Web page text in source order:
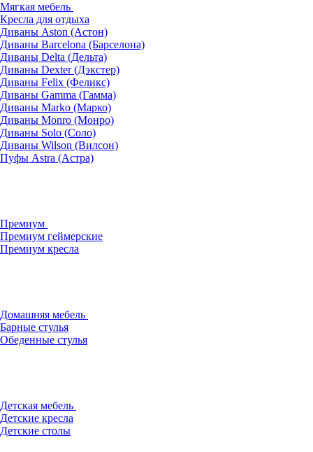
Мягкая мебель
Кресла для отдыха
Диваны Aston (Астон)
Диваны Barcelona (Барселона)
Диваны Delta (Дельта)
Диваны Dexter (Дэкстер)
Диваны Felix (Феликс)
Диваны Gamma (Гамма)
Диваны Marko (Марко)
Диваны Monro (Монро)
Диваны Solo (Соло)
Диваны Wilson (Вилсон)
Пуфы Astra (Астра)
Премиум
Премиум геймерские
Премиум кресла
Домашняя мебель
Барные стулья
Обеденные стулья
Детская мебель
Детские кресла
Детские столы